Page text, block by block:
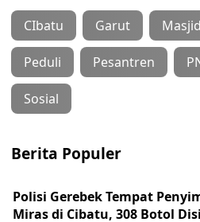
CIbatu Garut Masjid
Peduli Pesantren
Sosial
Berita Populer
Polisi Gerebek Tempat
Miras di Cibatu, 308 Botol